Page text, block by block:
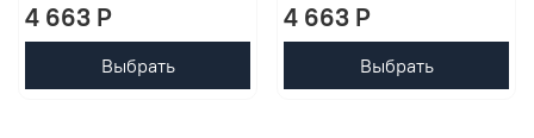
4 663 P
Выбрать
4 663 P
Выбрать